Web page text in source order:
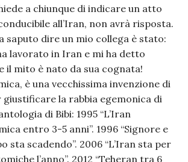
a chiunque di indicare un atto
all’Iran, non avrà risposta.
saputo dire un mio collega è stato:
lavorato in Iran e mi ha detto
il mito è nato da sua cognata!
è una vecchissima invenzione di
giustificare la rabbia egemonica di
di Bibi: 1995 “L’Iran
entro 3-5 anni”. 1996 “Signore e
sta scadendo”. 2006 “L’Iran sta per
l’anno”. 2012 “Teheran tra 6